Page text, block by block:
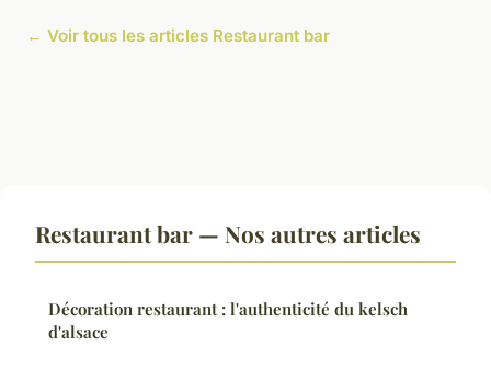
← Voir tous les articles Restaurant bar
Restaurant bar — Nos autres articles
Décoration restaurant : l'authenticité du kelsch
d'alsace